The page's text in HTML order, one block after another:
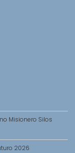
Misionero Silos
2026